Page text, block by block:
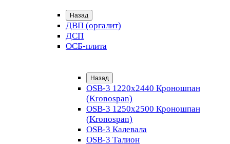
Назад
ДВП (оргалит)
ДСП
ОСБ-плита
Назад
OSB-3 1220х2440 Кроношпан
(Kronospan)
OSB-3 1250х2500 Кроношпан
(Kronospan)
OSB-3 Калевала
OSB-3 Талион